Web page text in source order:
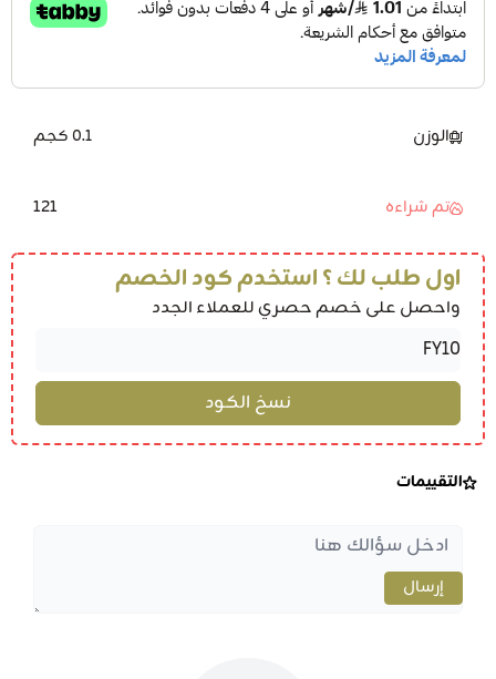
الوزن 0.1 كجم
تم شراءه 121
اول طلب لك ؟ استخدم كود الخصم
واحصل على خصم حصري للعملاء الجدد
التقييمات
إرسال